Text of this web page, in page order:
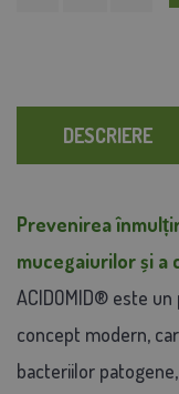
DESCRIERE
Prevenirea
mucegaiurilor și a
ACIDOMID® este
concept modern,
bacteriilor